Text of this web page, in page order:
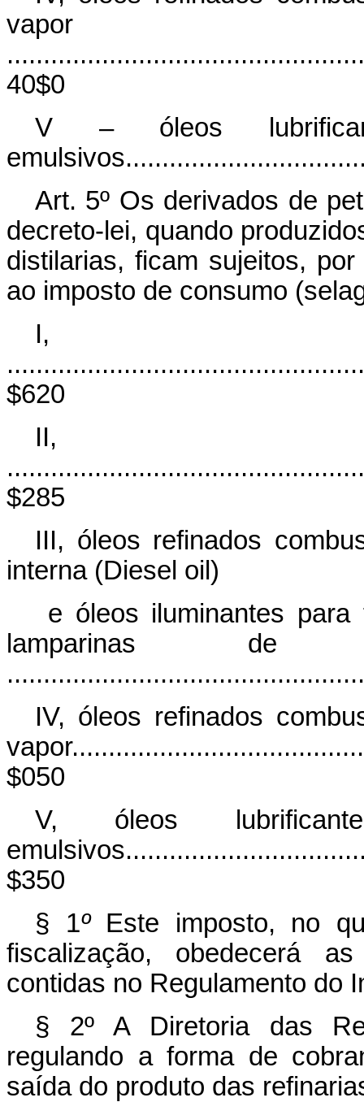
vapor
40$0
V – óleos
Art. 5º Os derivados de
decreto-lei, quando
distilarias, ficam sujeitos,
ao imposto de consumo
I,
$620
II,
$285
III, óleos refinados
interna (Diesel oil)
e óleos iluminantes
lamparinas
IV, óleos refinados
$050
V, óleos
$350
§ 1º Este imposto, no
fiscalização, obedecerá
contidas no Regulamento do
§ 2º A Diretoria das
regulando a forma de
saída do produto das